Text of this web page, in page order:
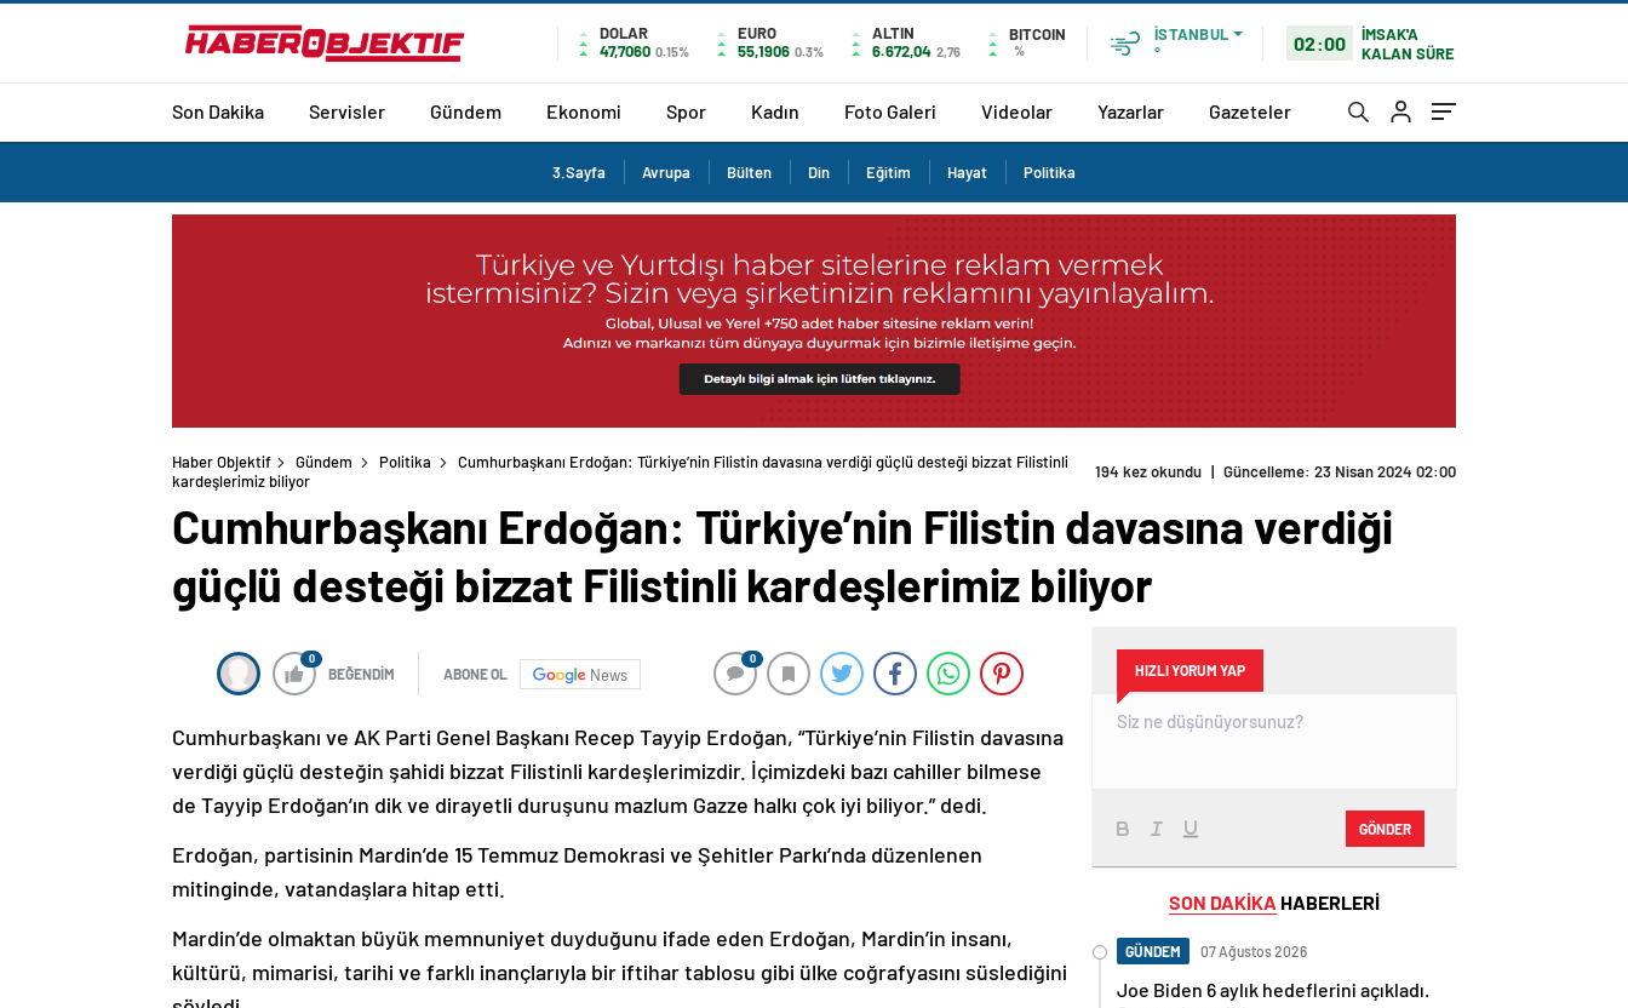
DOLAR
47,7060 0.15%
EURO
55,1906 0.3%
ALTIN
6.672,04 2,76
BITCOIN
%
İSTANBUL
°
02:00
İMSAK'A
KALAN SÜRE
Son Dakika Servisler Gündem Ekonomi Spor Kadın Foto Galeri Videolar Yazarlar Gazeteler
3.Sayfa Avrupa Bülten Din Eğitim Hayat Politika
Haber Objektif Gündem Politika Cumhurbaşkanı Erdoğan: Türkiye’nin Filistin davasına verdiği güçlü desteği bizzat Filistinli kardeşlerimiz biliyor
Cumhurbaşkanı Erdoğan: Türkiye’nin Filistin davasına verdiği
güçlü desteği bizzat Filistinli kardeşlerimiz biliyor
News
verdiği güçlü desteğin şahidi bizzat Filistinli kardeşlerimizdir. İçimizdeki bazı cahiller bilmese
de Tayyip Erdoğan’ın dik ve dirayetli duruşunu mazlum Gazze halkı çok iyi biliyor.” dedi.
mitinginde, vatandaşlara hitap etti.
kültürü, mimarisi, tarihi ve farklı inançlarıyla bir iftihar tablosu gibi ülke coğrafyasını süslediğini
söyledi.
HIZLI YORUM YAP
GÖNDER
Joe Biden 6 aylık hedeflerini açıkladı.
Senato buz gibi…